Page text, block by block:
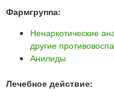
Фармгруппа:
Ненаркотические
другие
Анилиды
Лечебное действие: